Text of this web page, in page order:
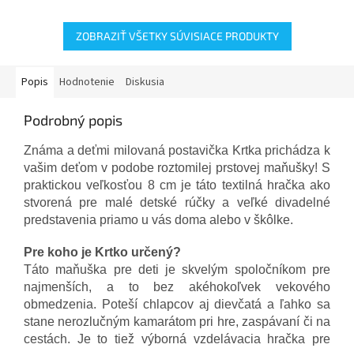
ZOBRAZIŤ VŠETKY SÚVISIACE PRODUKTY
Popis Hodnotenie Diskusia
Podrobný popis
Známa a deťmi milovaná postavička Krtka prichádza k
vašim deťom v podobe roztomilej prstovej maňušky! S
praktickou veľkosťou 8 cm je táto textilná hračka ako
stvorená pre malé detské rúčky a veľké divadelné
predstavenia priamo u vás doma alebo v škôlke.
Pre koho je Krtko určený?
Táto maňuška pre deti je skvelým spoločníkom pre
najmenších, a to bez akéhokoľvek vekového
obmedzenia. Poteší chlapcov aj dievčatá a ľahko sa
stane nerozlučným kamarátom pri hre, zaspávaní či na
cestách. Je to tiež výborná vzdelávacia hračka pre